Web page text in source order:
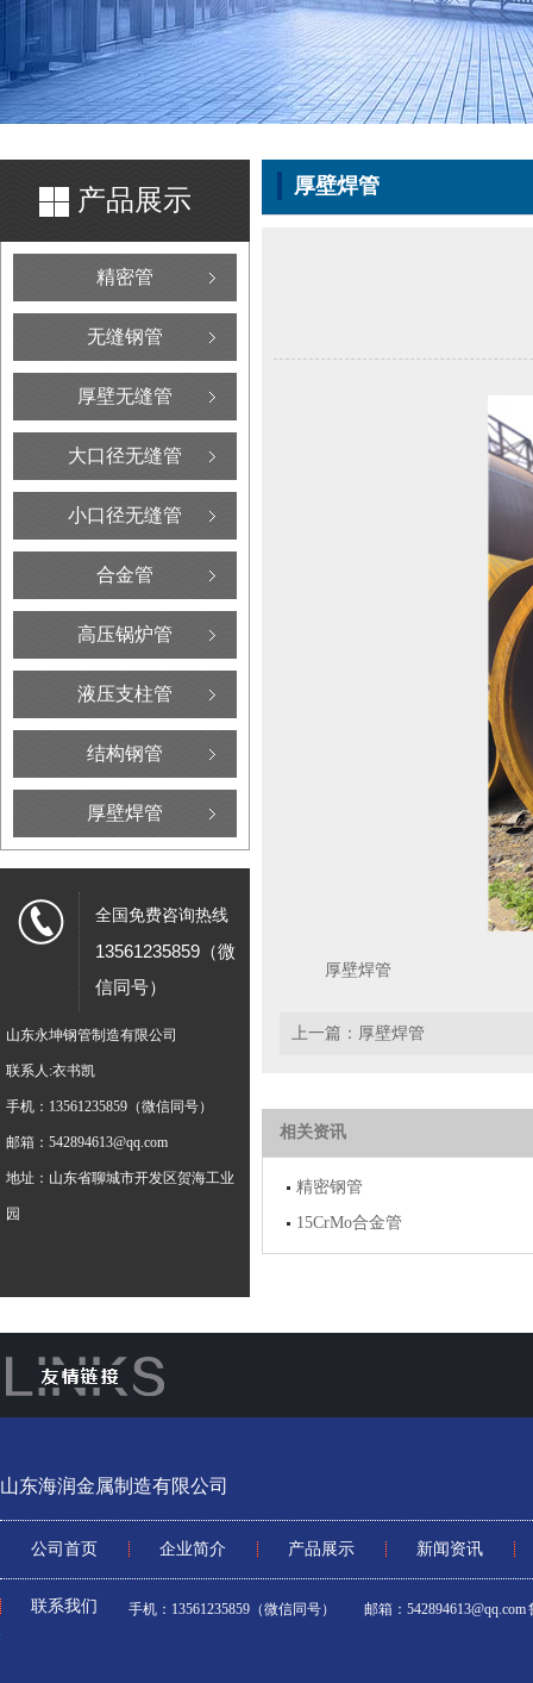
产品展示
精密管
无缝钢管
厚壁无缝管
大口径无缝管
小口径无缝管
合金管
高压锅炉管
液压支柱管
结构钢管
厚壁焊管
全国免费咨询热线
13561235859（微
信同号）
山东永坤钢管制造有限公司
联系人:衣书凯
手机：13561235859（微信同号）
邮箱：542894613@qq.com
地址：山东省聊城市开发区贺海工业
园
厚壁焊管
厚壁焊管
上一篇： 厚壁焊管
相关资讯
精密钢管
15CrMo合金管
山东海润金属制造有限公司
公司首页 企业简介 产品展示 新闻资讯
联系我们 手机：13561235859（微信同号） 邮箱：542894613@qq.com